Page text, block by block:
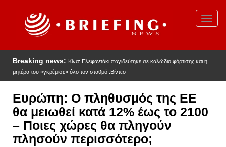
Breaking news: Κίνα: Ελεφαντάκι παγιδεύτηκε σε καλώδιο φόρτισης και η
μητέρα του «γκρέμισε» όλο τον σταθμό .Βίντεο
Ευρώπη: Ο πληθυσμός της ΕΕ
θα μειωθεί κατά 12% έως το 2100
– Ποιες χώρες θα πληγούν
πλησούν περισσότερο;